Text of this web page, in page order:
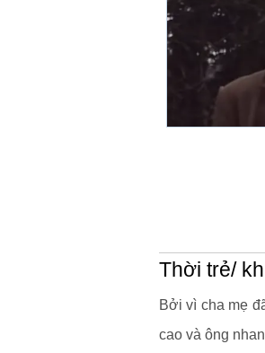
Thời trẻ/
Bởi vì cha mẹ
cao và ông